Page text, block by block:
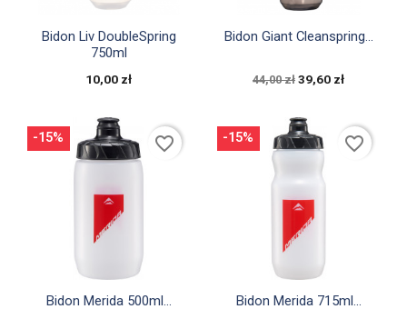
Szybki podgląd
Bidon Liv DoubleSpring
750ml
10,00 zł
Szybki podgląd
Bidon Giant Cleanspring...
44,00 zł 39,60 zł
Szybki podgląd
Bidon Merida 500ml...
-15% favorite_border
Szybki podgląd
Bidon Merida 715ml...
-15% favorite_border